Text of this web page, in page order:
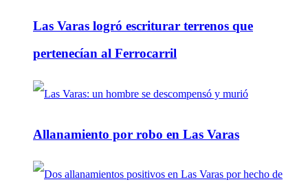
Las Varas logró escriturar terrenos que
pertenecían al Ferrocarril
Allanamiento por robo en Las Varas